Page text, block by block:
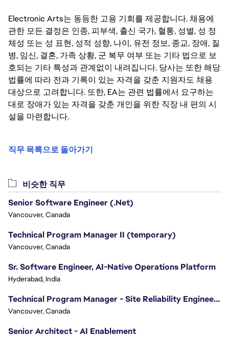
Electronic Arts는 동등한 고용 기회를 제공합니다. 채용에
관한 모든 결정은 인종, 피부색, 출신 국가, 혈통, 성별, 성 정
체성 또는 성 표현, 성적 성향, 나이, 유전 정보, 종교, 장애, 질
병, 임신, 결혼, 가족 상황, 군 복무 여부 또는 기타 법으로 보
호되는 기타 특성과 관계없이 내려집니다. 당사는 또한 해당
법률에 따라 전과 기록이 있는 자격을 갖춘 지원자도 채용
대상으로 고려합니다. 또한, EA는 관련 법률에서 요구하는
대로 장애가 있는 자격을 갖춘 개인을 위한 직장 내 편의 시
설을 마련합니다.
직무 목록으로 돌아가기
비슷한 직무
Senior Software Engineer (.Net)
Vancouver, Canada
Technical Program Manager II (temporary)
Vancouver, Canada
Sr. Software Engineer, AI-Native Operations Platform
Hyderabad, India
Technical Program Manager - Site Reliability Engineering (SRE)
Vancouver, Canada
Senior Architect - AI Enablement